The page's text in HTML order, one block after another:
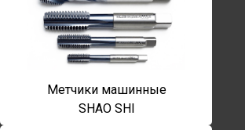
Метчики машинные
SHAO SHI